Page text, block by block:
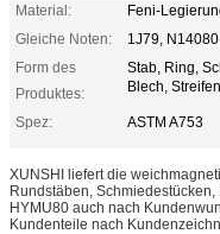
Material:
Feni-
Gleiche Noten:
1J79,
Form des
Produktes:
Stab, Ring,
Blech, Streifen
Spez: ASTM A753
XUNSHI liefert die
Rundstäben,
HYMU80 auch nach
Kundenteile nach